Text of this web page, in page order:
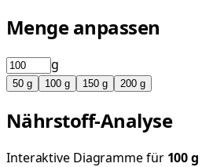
Menge anpassen
g
50 g 100 g 150 g 200 g
Nährstoff-Analyse
Interaktive Diagramme für 100g